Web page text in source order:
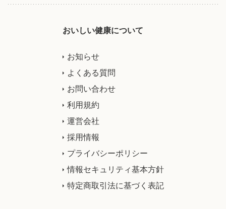
おいしい健康について
お知らせ
よくある質問
お問い合わせ
利用規約
運営会社
採用情報
プライバシーポリシー
情報セキュリティ基本方針
特定商取引法に基づく表記